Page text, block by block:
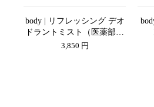
body | リフレッシング デオ
ドラントミスト（医薬部外
品）
3,850 円